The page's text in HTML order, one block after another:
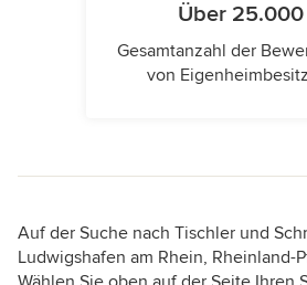
Über 25.000
Gesamtanzahl der
von
Auf der Suche nach Tischler und
Ludwigshafen am Rhein, Rheinland-